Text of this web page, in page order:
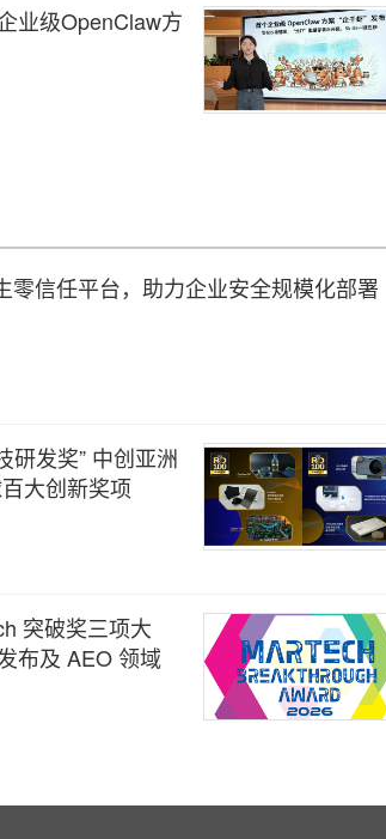
业级OpenClaw方
零信任平台，助力企业安全规模化部署
研发奖” 中创亚洲
大创新奖项
突破奖三项大
布及 AEO 领域